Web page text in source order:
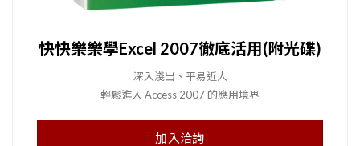
快快樂樂學Excel 2007徹底活用(附光碟)
深入淺出、平易近人
輕鬆進入 Access 2007 的應用境界
加入洽詢